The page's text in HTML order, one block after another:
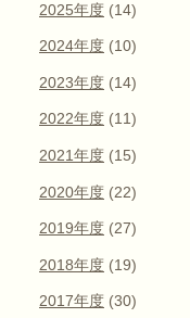
2025年度 (14)
2024年度 (10)
2023年度 (14)
2022年度 (11)
2021年度 (15)
2020年度 (22)
2019年度 (27)
2018年度 (19)
2017年度 (30)